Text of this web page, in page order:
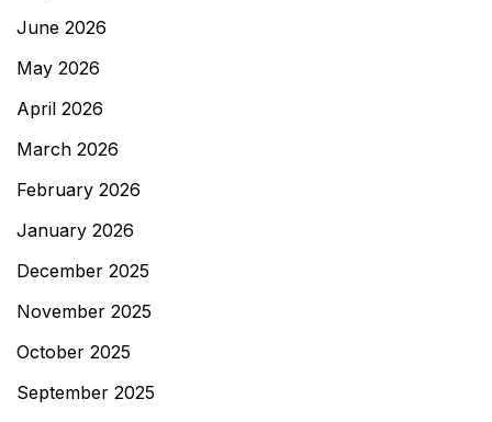
June 2026
May 2026
April 2026
March 2026
February 2026
January 2026
December 2025
November 2025
October 2025
September 2025